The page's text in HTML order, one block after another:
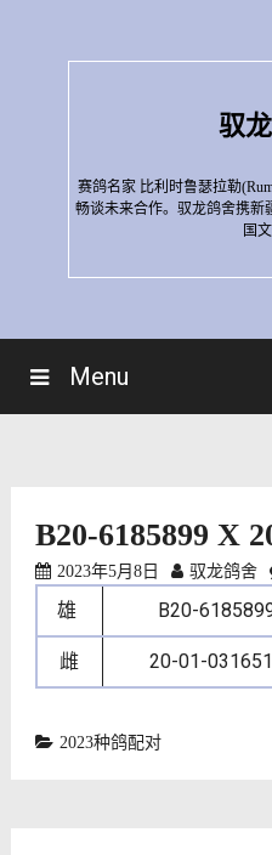
驭
赛鸽名家 比利时鲁瑟拉勒
畅谈未来合作。驭龙鸽舍携新
国文
Menu
B20-6185899 X
2023年5月8日 驭龙鸽舍
雄 B20-
雌 20-01-
2023种鸽配对